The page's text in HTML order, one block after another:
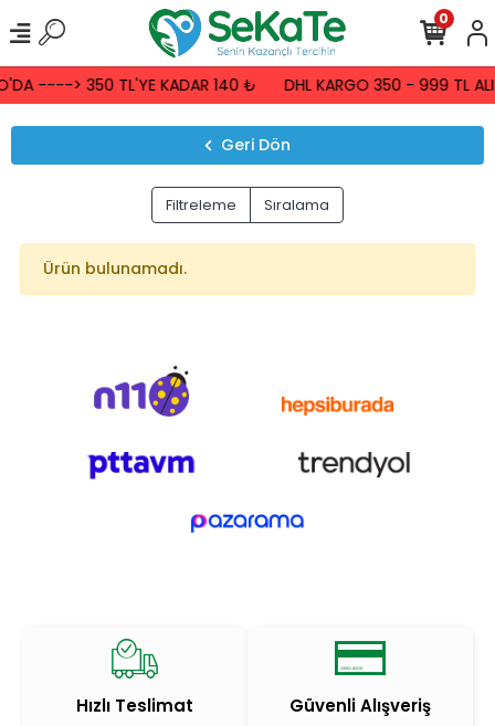
----> 350 TL'YE KADAR 140 ₺ DHL KARGO 350 - 999 TL
0
Geri Dön
Filtreleme Sıralama
Ürün bulunamadı.
Hızlı Teslimat Güvenli Alışveriş